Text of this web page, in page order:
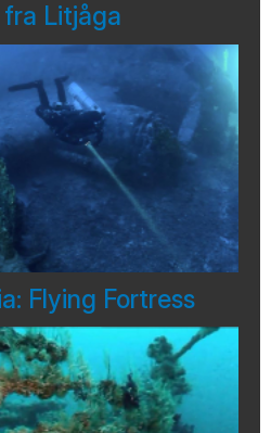
fra Litjåga
Flying Fortress